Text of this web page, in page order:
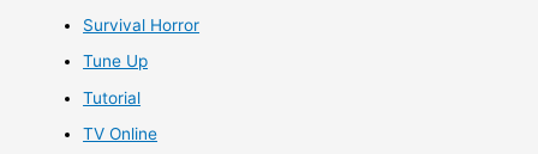
Survival Horror
Tune Up
Tutorial
TV Online